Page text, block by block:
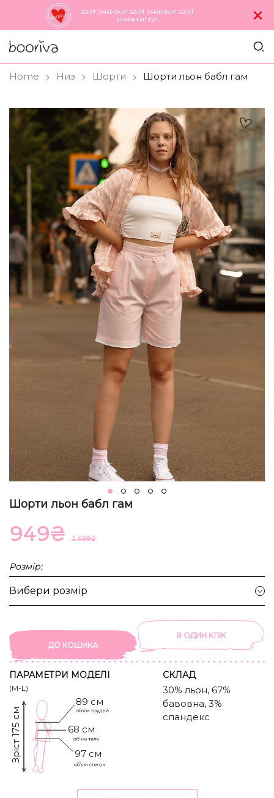
sale! знижки! sale! знижки! sale!
знижки! тут
×
Home Низ Шорти Шорти льон бабл гам
Шорти льон бабл гам
1 699₴
949₴
Розмір:
Вибери розмір
ДО КОШИКА
В ОДИН КЛIК
ПАРАМЕТРИ МОДЕЛІ
(M-L)
89 см
Зріст 175 см 68 см
97 см
CКЛАД
30% льон, 67%
бавовна, 3%
спандекс